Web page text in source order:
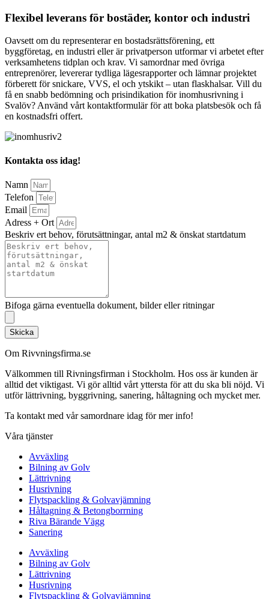
Flexibel leverans för bostäder, kontor och industri
Oavsett om du representerar en bostadsrättsförening, ett
byggföretag, en industri eller är privatperson utformar vi arbetet efter
verksamhetens tidplan och krav. Vi samordnar med övriga
entreprenörer, levererar tydliga lägesrapporter och lämnar projektet
förberett för snickare, VVS, el och ytskikt – utan flaskhalsar. Vill du
få en snabb bedömning och prisindikation för inomhusrivning i
Svalöv? Använd vårt kontaktformulär för att boka platsbesök och få
en kostnadsfri offert.
Kontakta oss idag!
Namn
Telefon
Email
Adress + Ort
Beskriv ert behov, förutsättningar, antal m2 & önskat startdatum
Bifoga gärna eventuella dokument, bilder eller ritningar
Skicka
Om Rivvningsfirma.se
Välkommen till Rivningsfirman i Stockholm. Hos oss är kunden är
alltid det viktigast. Vi gör alltid vårt yttersta för att du ska bli nöjd. Vi
utför lättrivning, byggrivning, sanering, håltagning och mycket mer.
Ta kontakt med vår samordnare idag för mer info!
Våra tjänster
Avväxling
Bilning av Golv
Lättrivning
Husrivning
Flytspackling & Golvavjämning
Håltagning & Betongborrning
Riva Bärande Vägg
Sanering
Avväxling
Bilning av Golv
Lättrivning
Husrivning
Flytspackling & Golvavjämning